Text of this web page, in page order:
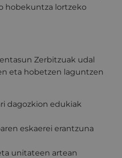
hobekuntza lortzeko
Zerbitzuak udal
eta hobetzen laguntzen
dagozkion edukiak
eskaerei erantzuna
unitateen artean